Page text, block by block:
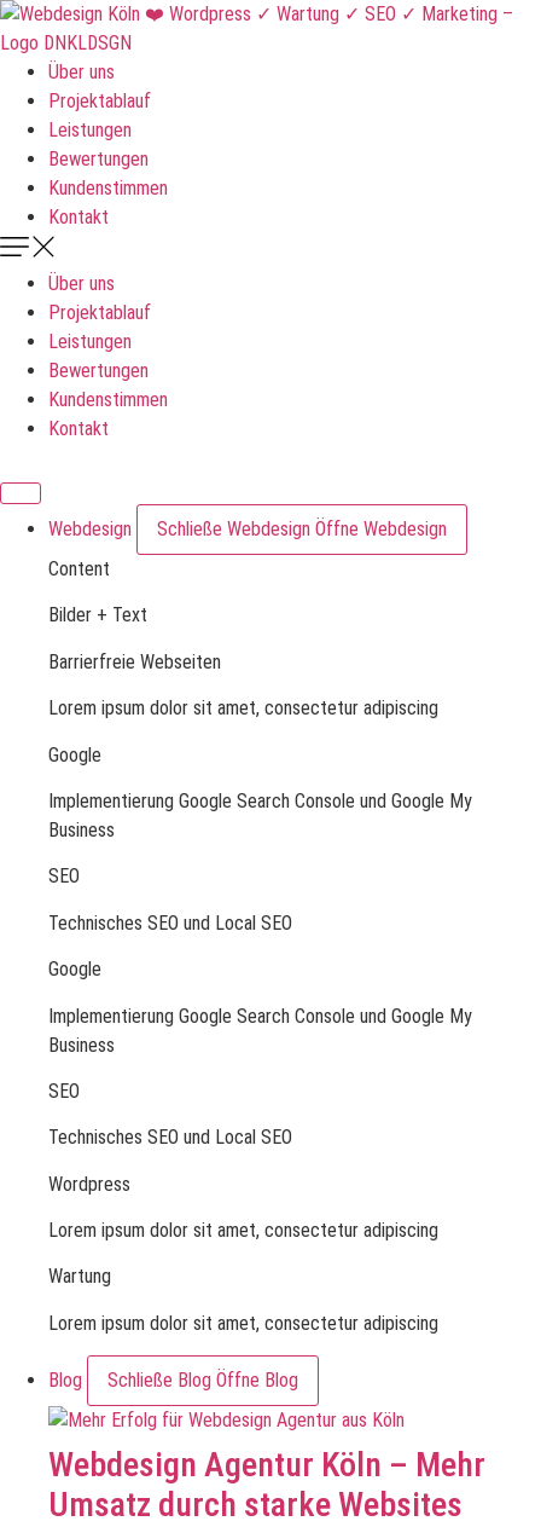
Zum
Inhalt
springenÜber uns
Projektablauf
Leistungen
Bewertungen
Kundenstimmen
Kontakt
Über uns
Projektablauf
Leistungen
Bewertungen
Kundenstimmen
Kontakt
Webdesign Schließe Webdesign Öffne Webdesign
Content
Bilder + Text
Barrierfreie Webseiten
Lorem ipsum dolor sit amet, consectetur adipiscing
Google
Implementierung Google Search Console und Google My
Business
SEO
Technisches SEO und Local SEO
Google
Implementierung Google Search Console und Google My
Business
SEO
Technisches SEO und Local SEO
Wordpress
Lorem ipsum dolor sit amet, consectetur adipiscing
Wartung
Lorem ipsum dolor sit amet, consectetur adipiscing
Blog Schließe Blog Öffne Blog
Webdesign Agentur Köln – Mehr
Umsatz durch starke Websites